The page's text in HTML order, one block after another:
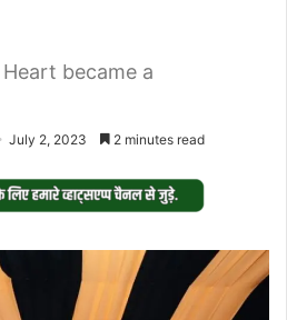
became a
July 2, 2023 2 minutes read